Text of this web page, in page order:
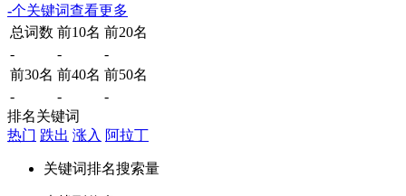
-个关键词查看更多
总词数 前10名 前20名
-
-
-
前30名 前40名 前50名
-
-
-
排名关键词
热门 跌出 涨入 阿拉丁
关键词排名搜索量